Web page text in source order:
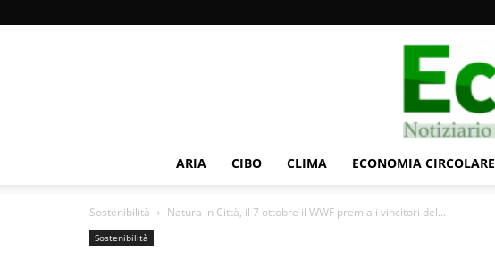
ARIA CIBO CLIMA ECONOMIA CIRCOLARE
Sostenibilità Natura in Città, il 7 ottobre il WWF premia i vincitori del...
Sostenibilità